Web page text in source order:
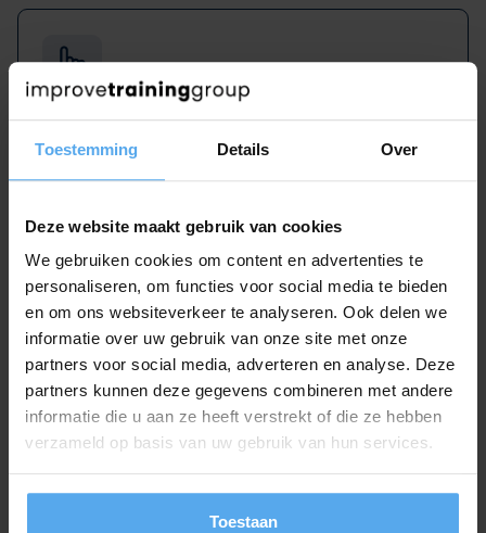
Toestemming Details Over
Deze website maakt gebruik van cookies
We gebruiken cookies om content en advertenties te
personaliseren, om functies voor social media te bieden
en om ons websiteverkeer te analyseren. Ook delen we
informatie over uw gebruik van onze site met onze
partners voor social media, adverteren en analyse. Deze
partners kunnen deze gegevens combineren met andere
informatie die u aan ze heeft verstrekt of die ze hebben
verzameld op basis van uw gebruik van hun services.
Toestaan
Y
Nog geen trainingen..
Z
Zakelijk tekenen
Zichtbaarheid en invloed vergroten